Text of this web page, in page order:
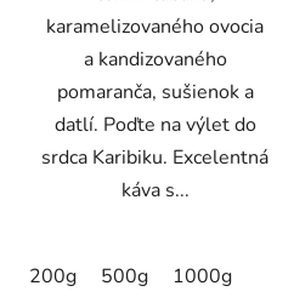
karamelizovaného ovocia
a kandizovaného
pomaranča, sušienok a
datlí. Poďte na výlet do
srdca Karibiku. Excelentná
káva s...
200g 500g 1000g